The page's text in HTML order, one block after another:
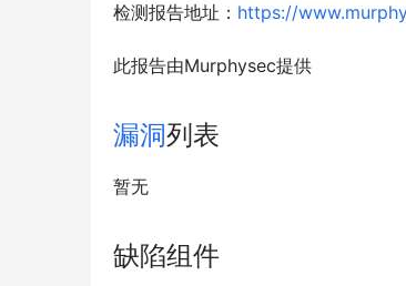
检测报告地址： https://
此报告由Murphysec提供
漏洞列表
暂无
缺陷组件